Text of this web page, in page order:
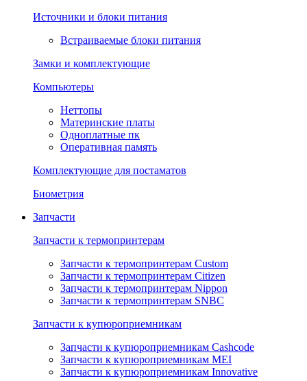
Источники и блоки питания
Встраиваемые блоки питания
Замки и комплектующие
Компьютеры
Неттопы
Материнские платы
Одноплатные пк
Оперативная память
Комплектующие для постаматов
Биометрия
Запчасти
Запчасти к термопринтерам
Запчасти к термопринтерам Custom
Запчасти к термопринтерам Citizen
Запчасти к термопринтерам Nippon
Запчасти к термопринтерам SNBC
Запчасти к купюроприемникам
Запчасти к купюроприемникам Cashcode
Запчасти к купюроприемникам MEI
Запчасти к купюроприемникам Innovative